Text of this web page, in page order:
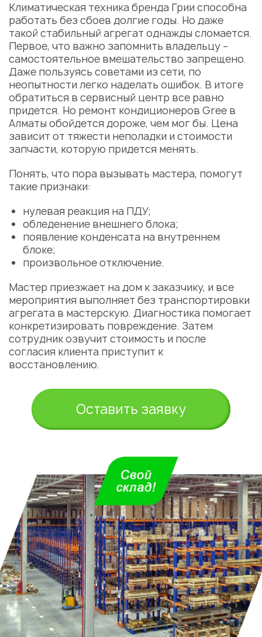
Климатическая техника бренда Грии способна
работать без сбоев долгие годы. Но даже
такой стабильный агрегат однажды сломается.
Первое, что важно запомнить владельцу –
самостоятельное вмешательство запрещено.
Даже пользуясь советами из сети, по
неопытности легко наделать ошибок. В итоге
обратиться в сервисный центр все равно
придется. Но ремонт кондиционеров Gree в
Алматы обойдется дороже, чем мог бы. Цена
зависит от тяжести неполадки и стоимости
запчасти, которую придется менять.
Понять, что пора вызывать мастера, помогут
такие признаки:
нулевая реакция на ПДУ;
обледенение внешнего блока;
появление конденсата на внутреннем
блоке;
произвольное отключение.
Мастер приезжает на дом к заказчику, и все
мероприятия выполняет без транспортировки
агрегата в мастерскую. Диагностика помогает
конкретизировать повреждение. Затем
сотрудник озвучит стоимость и после
согласия клиента приступит к
восстановлению.
Оставить заявку